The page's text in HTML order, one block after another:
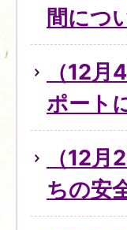
間につ
（12
ポート
（12
ちの安